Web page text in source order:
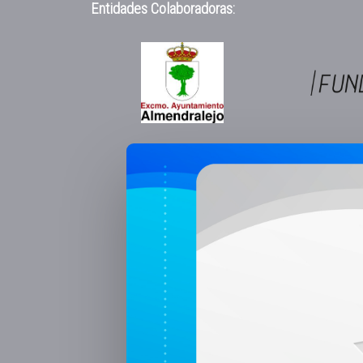
Entidades Colaboradoras: